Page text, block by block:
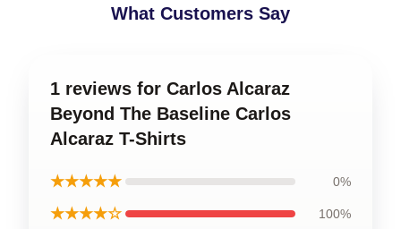
What Customers Say
1 reviews for Carlos Alcaraz
Beyond The Baseline Carlos
Alcaraz T-Shirts
★★★★★ 0%
★★★★☆ 100%